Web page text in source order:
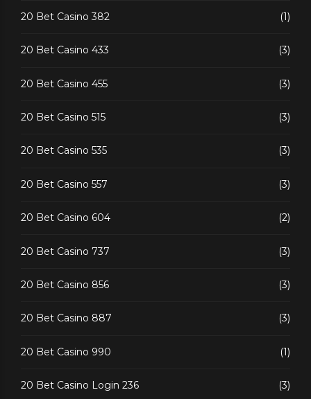
20 Bet Casino 382 (1)
20 Bet Casino 433 (3)
20 Bet Casino 455 (3)
20 Bet Casino 515 (3)
20 Bet Casino 535 (3)
20 Bet Casino 557 (3)
20 Bet Casino 604 (2)
20 Bet Casino 737 (3)
20 Bet Casino 856 (3)
20 Bet Casino 887 (3)
20 Bet Casino 990 (1)
20 Bet Casino Login 236 (3)